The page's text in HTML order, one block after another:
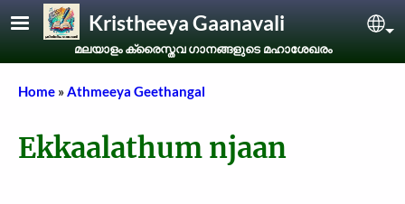
Skip to main contentKristheeya Gaanavali
മലയാളം ക്രൈസ്തവ ഗാനങ്ങളുടെ മഹാശേഖരം
Breadcrumb
Home Athmeeya Geethangal
Ekkaalathum njaan